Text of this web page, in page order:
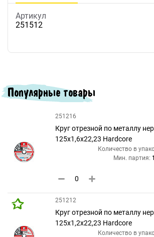
Артикул
251512
Популярные товары
251216
Круг отрезной по металлу
125х1,6х22,23 Hardcore
Количество в
Мин. партия:
251212
Круг отрезной по металлу
125х1,2х22,23 Hardcore
Количество в